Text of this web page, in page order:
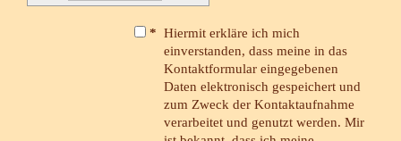
* Hiermit erkläre ich mich
einverstanden, dass meine in das
Kontaktformular eingegebenen
Daten elektronisch gespeichert und
zum Zweck der Kontaktaufnahme
verarbeitet und genutzt werden. Mir